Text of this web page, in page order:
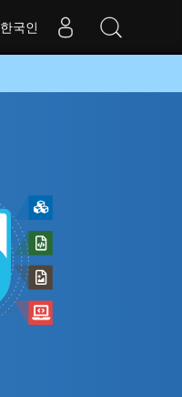
한국인